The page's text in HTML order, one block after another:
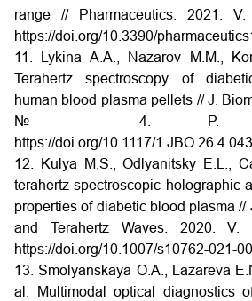
range // Pharmaceutics. 2021.
https://doi.org/10.3390/
11. Lykina A.A., Nazarov M.M.,
Terahertz spectroscopy of
human blood plasma pellets // J.
№ 4. P.
https://doi.org/10.1117/
12. Kulya M.S., Odlyanitsky E.L.,
terahertz spectroscopic holographic
properties of diabetic blood plasma //
and Terahertz Waves. 2020. V.
https://doi.org/10.1007/s10762-021-
13. Smolyanskaya O.A., Lazareva
al. Multimodal optical diagnostics